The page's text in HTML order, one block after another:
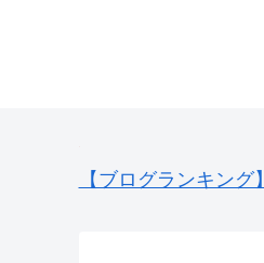
【ブログランキング】